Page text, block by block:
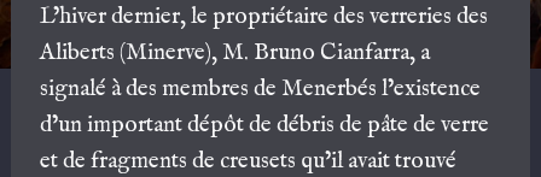
L’hiver dernier, le propriétaire des verreries des
Aliberts (Minerve), M. Bruno Cianfarra, a
signalé à des membres de Menerbés l’existence
d’un important dépôt de débris de pâte de verre
et de fragments de creusets qu’il avait trouvé